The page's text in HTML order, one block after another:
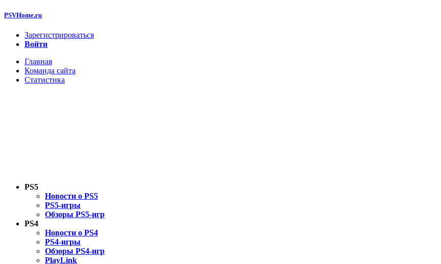
PSVHome.ru
Зарегистрироваться
Войти
Главная
Команда сайта
Статистика
PS5
Новости о PS5
PS5-игры
Обзоры PS5-игр
PS4
Новости о PS4
PS4-игры
Обзоры PS4-игр
PlayLink